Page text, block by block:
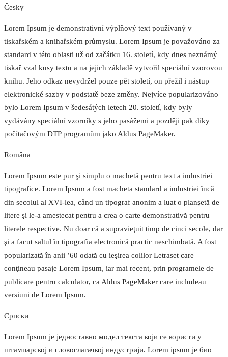
Česky
Lorem Ipsum je demonstrativní výplňový text používaný v
tiskařském a knihařském průmyslu. Lorem Ipsum je považováno za
standard v této oblasti už od začátku 16. století, kdy dnes neznámý
tiskař vzal kusy textu a na jejich základě vytvořil speciální vzorovou
knihu. Jeho odkaz nevydržel pouze pět století, on přežil i nástup
elektronické sazby v podstatě beze změny. Nejvíce popularizováno
bylo Lorem Ipsum v šedesátých letech 20. století, kdy byly
vydávány speciální vzorníky s jeho pasážemi a později pak díky
počítačovým DTP programům jako Aldus PageMaker.
Româna
Lorem Ipsum este pur şi simplu o machetă pentru text a industriei
tipografice. Lorem Ipsum a fost macheta standard a industriei încă
din secolul al XVI-lea, când un tipograf anonim a luat o planşetă de
litere şi le-a amestecat pentru a crea o carte demonstrativă pentru
literele respective. Nu doar că a supravieţuit timp de cinci secole, dar
şi a facut saltul în tipografia electronică practic neschimbată. A fost
popularizată în anii ’60 odată cu ieşirea colilor Letraset care
conţineau pasaje Lorem Ipsum, iar mai recent, prin programele de
publicare pentru calculator, ca Aldus PageMaker care includeau
versiuni de Lorem Ipsum.
Српски
Lorem Ipsum је једноставно модел текста који се користи у
штампарској и словослагачкој индустрији. Lorem ipsum је био